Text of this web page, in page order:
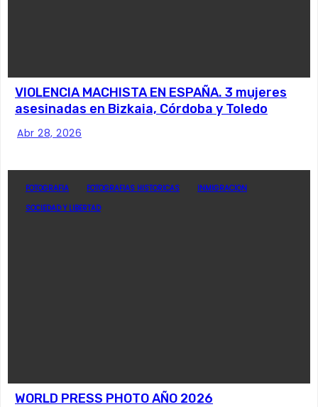
VIOLENCIA MACHISTA EN ESPAÑA. 3 mujeres
asesinadas en Bizkaia, Córdoba y Toledo
Abr 28, 2026
FOTOGRAFIA FOTOGRAFIAS HISTORICAS
INMIGRACION
SOCIEDAD Y LIBERTAD
WORLD PRESS PHOTO AÑO 2026